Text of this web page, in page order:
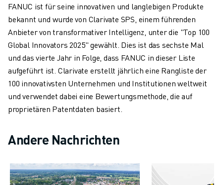
LICHTBOGENSCHWEISSEN
MONTAGE
CNC-SCHLEIFEN
CNC-FRÄSEN
CNC-DREHEN
HOCHGESCHWINDIGKEITSBOHREN UND -GEWINDESCHNEIDEN
SPRITZGUSS
MASCHINENBEDIENUNG
MATERIALHANDHABUNG
PALETTIEREN
VISION INSPEKTION
DRAHTERODIERMASCHINE
FANUC ist für seine innovativen und langlebigen Produkte
bekannt und wurde von Clarivate SPS, einem führenden
Anbieter von transformativer Intelligenz, unter die "Top 100
Global Innovators 2025" gewählt. Dies ist das sechste Mal
und das vierte Jahr in Folge, dass FANUC in dieser Liste
aufgeführt ist. Clarivate erstellt jährlich eine Rangliste der
100 innovativsten Unternehmen und Institutionen weltweit
und verwendet dabei eine Bewertungsmethode, die auf
proprietären Patentdaten basiert.
Andere Nachrichten